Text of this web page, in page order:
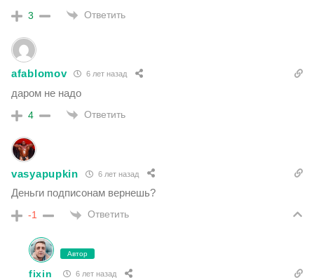
3 Ответить
afablomov 6 лет назад
даром не надо
4 Ответить
vasyapupkin 6 лет назад
Деньги подписонам вернешь?
-1 Ответить
Автор
fixin 6 лет назад